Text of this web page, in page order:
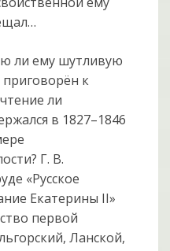
ли ему шутливую
к
ли
в 1827–1846
Г. В.
«Русское
Екатерины II»
первой
Ланской,